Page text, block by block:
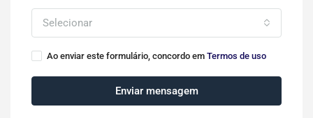
Selecionar
Ao enviar este formulário, concordo em Termos de uso
Enviar mensagem